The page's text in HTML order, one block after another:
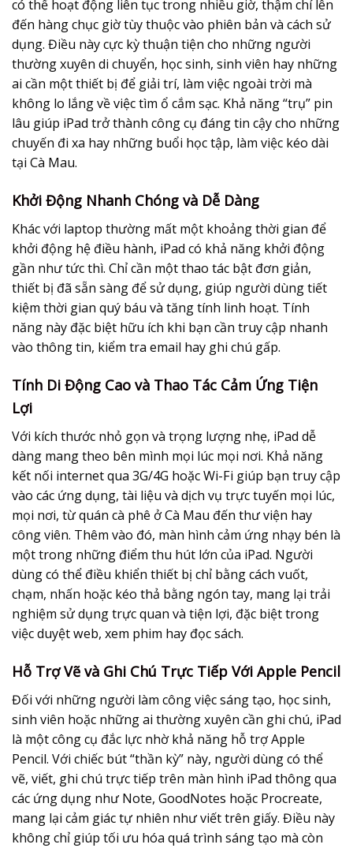
có thể hoạt động liên tục trong nhiều giờ, thậm chí lên
đến hàng chục giờ tùy thuộc vào phiên bản và cách sử
dụng. Điều này cực kỳ thuận tiện cho những người
thường xuyên di chuyển, học sinh, sinh viên hay những
ai cần một thiết bị để giải trí, làm việc ngoài trời mà
không lo lắng về việc tìm ổ cắm sạc. Khả năng “trụ” pin
lâu giúp iPad trở thành công cụ đáng tin cậy cho những
chuyến đi xa hay những buổi học tập, làm việc kéo dài
tại Cà Mau.
Khởi Động Nhanh Chóng và Dễ Dàng
Khác với laptop thường mất một khoảng thời gian để
khởi động hệ điều hành, iPad có khả năng khởi động
gần như tức thì. Chỉ cần một thao tác bật đơn giản,
thiết bị đã sẵn sàng để sử dụng, giúp người dùng tiết
kiệm thời gian quý báu và tăng tính linh hoạt. Tính
năng này đặc biệt hữu ích khi bạn cần truy cập nhanh
vào thông tin, kiểm tra email hay ghi chú gấp.
Tính Di Động Cao và Thao Tác Cảm Ứng Tiện
Lợi
Với kích thước nhỏ gọn và trọng lượng nhẹ, iPad dễ
dàng mang theo bên mình mọi lúc mọi nơi. Khả năng
kết nối internet qua 3G/4G hoặc Wi-Fi giúp bạn truy cập
vào các ứng dụng, tài liệu và dịch vụ trực tuyến mọi lúc,
mọi nơi, từ quán cà phê ở Cà Mau đến thư viện hay
công viên. Thêm vào đó, màn hình cảm ứng nhạy bén là
một trong những điểm thu hút lớn của iPad. Người
dùng có thể điều khiển thiết bị chỉ bằng cách vuốt,
chạm, nhấn hoặc kéo thả bằng ngón tay, mang lại trải
nghiệm sử dụng trực quan và tiện lợi, đặc biệt trong
việc duyệt web, xem phim hay đọc sách.
Hỗ Trợ Vẽ và Ghi Chú Trực Tiếp Với Apple Pencil
Đối với những người làm công việc sáng tạo, học sinh,
sinh viên hoặc những ai thường xuyên cần ghi chú, iPad
là một công cụ đắc lực nhờ khả năng hỗ trợ Apple
Pencil. Với chiếc bút “thần kỳ” này, người dùng có thể
vẽ, viết, ghi chú trực tiếp trên màn hình iPad thông qua
các ứng dụng như Note, GoodNotes hoặc Procreate,
mang lại cảm giác tự nhiên như viết trên giấy. Điều này
không chỉ giúp tối ưu hóa quá trình sáng tạo mà còn